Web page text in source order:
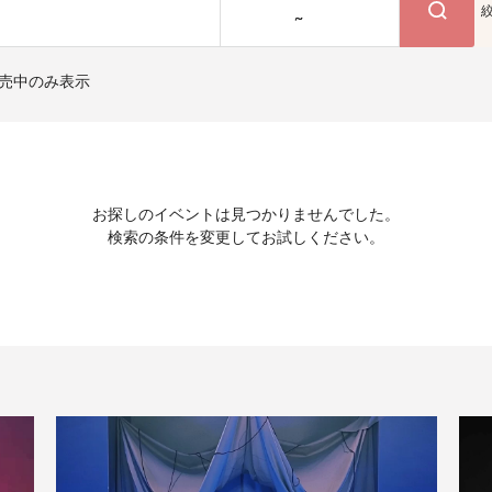
~
中のみ表示
お探しのイベントは見つかりませんでした。
検索の条件を変更してお試しください。